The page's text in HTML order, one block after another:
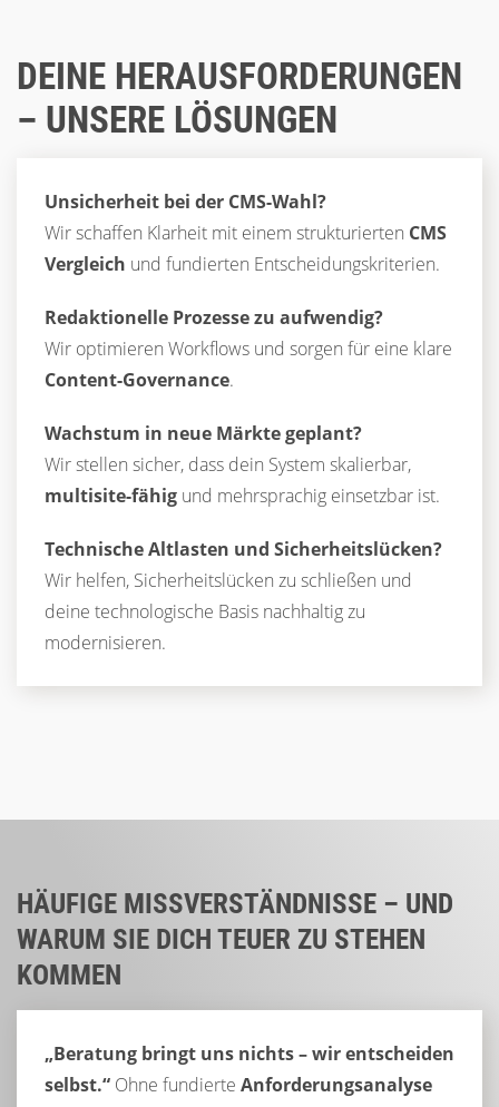
DEINE HERAUSFORDERUNGEN
– UNSERE LÖSUNGEN
Unsicherheit bei der CMS-Wahl?
Wir schaffen Klarheit mit einem strukturierten CMS
Vergleich und fundierten Entscheidungskriterien.
Redaktionelle Prozesse zu aufwendig?
Wir optimieren Workflows und sorgen für eine klare
Content-Governance.
Wachstum in neue Märkte geplant?
Wir stellen sicher, dass dein System skalierbar,
multisite-fähig und mehrsprachig einsetzbar ist.
Technische Altlasten und Sicherheitslücken?
Wir helfen, Sicherheitslücken zu schließen und
deine technologische Basis nachhaltig zu
modernisieren.
HÄUFIGE MISSVERSTÄNDNISSE – UND
WARUM SIE DICH TEUER ZU STEHEN
KOMMEN
„Beratung bringt uns nichts – wir entscheiden
selbst.“ Ohne fundierte Anforderungsanalyse